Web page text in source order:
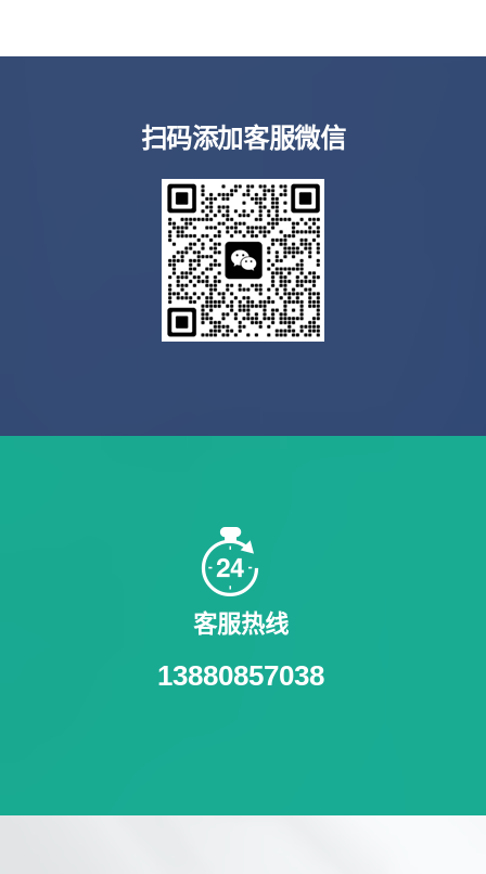
扫码添加客服微信
客服热线
13880857038